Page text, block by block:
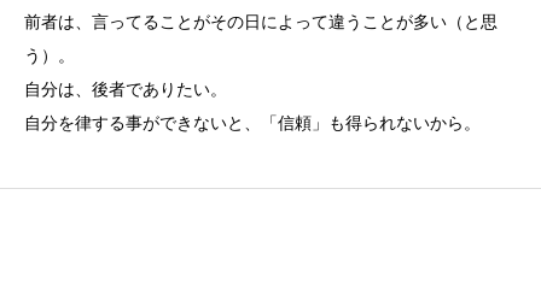
前者は、言ってることがその日によって違うことが多い（と思
う）。
自分は、後者でありたい。
自分を律する事ができないと、「信頼」も得られないから。